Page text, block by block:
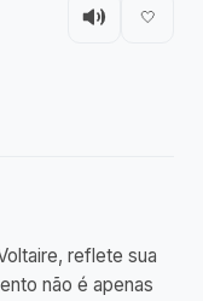
🤍
reflete sua
não é apenas